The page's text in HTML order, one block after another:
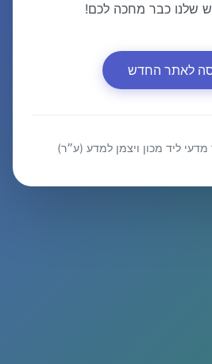
שלנו כבר מחכה לכם!
לאתר החדש
מדעי ליד מכון ויצמן למדע (ע״ר)